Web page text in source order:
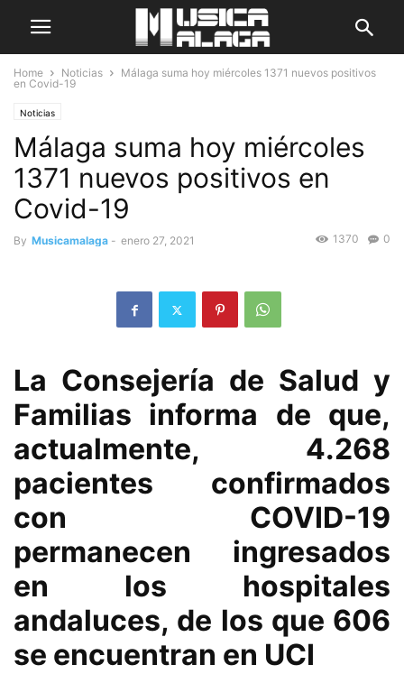
Home Noticias
Málaga suma hoy miércoles 1371 nuevos positivos
en Covid-19
Noticias
Málaga suma hoy miércoles
1371 nuevos positivos en
Covid-19
By Musicamalaga - enero 27, 2021 0
1370
La Consejería de Salud y
Familias informa de que,
actualmente, 4.268
pacientes confirmados
con COVID-19
permanecen ingresados
en los hospitales
andaluces, de los que 606
se encuentran en UCI